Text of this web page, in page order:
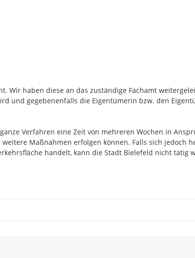
Wir haben diese an das zuständige Fachamt
und gegebenenfalls die Eigentümerin bzw. den
Verfahren eine Zeit von mehreren Wochen in
Maßnahmen erfolgen können. Falls sich jedoch
handelt, kann die Stadt Bielefeld nicht tätig